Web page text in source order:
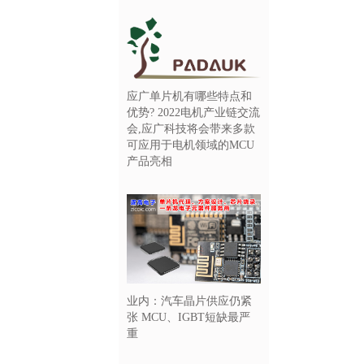
应广单片机有哪些特点和
优势? 2022电机产业链交流
会,应广科技将会带来多款
可应用于电机领域的MCU
产品亮相
业内：汽车晶片供应仍紧
张 MCU、IGBT短缺最严
重